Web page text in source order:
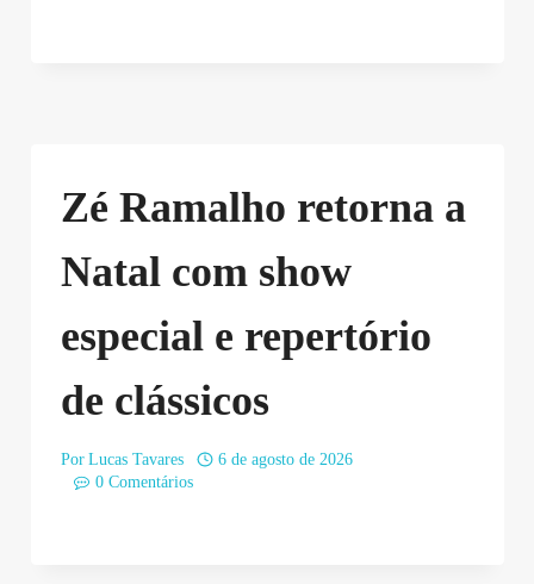
Zé Ramalho retorna a
Natal com show
especial e repertório
de clássicos
Por Lucas Tavares
6 de agosto de 2026
0 Comentários